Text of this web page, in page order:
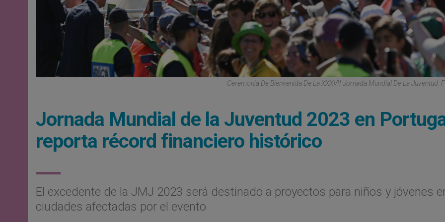
Ceremonia De Bienvenida De La XXXVII Jornada Mundial De La Juventud.
Jornada Mundial de la Juventud 2023 en
reporta récord financiero histórico
El excedente de la JMJ 2023 será destinado a proyectos para niños y jóvenes
ciudades afectadas por el evento